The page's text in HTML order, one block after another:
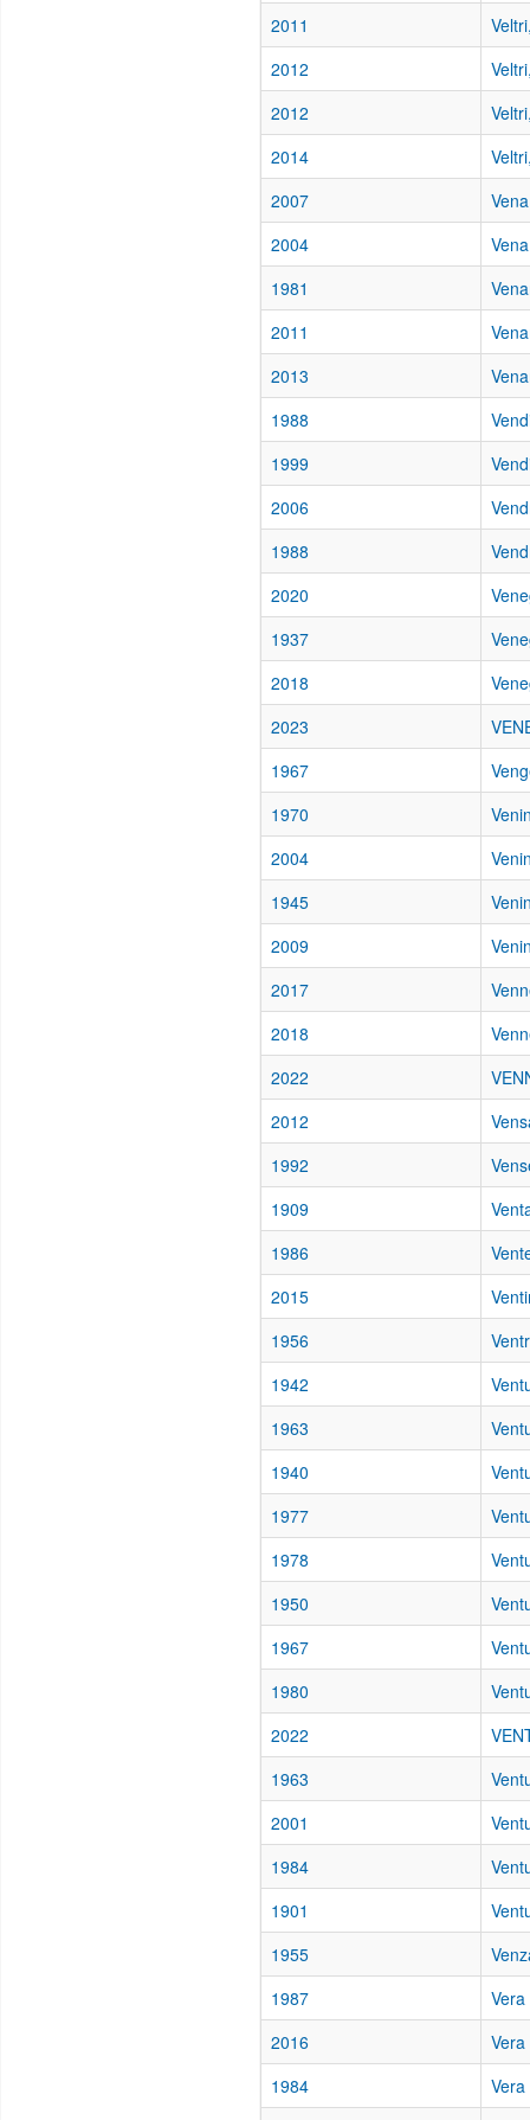
2011
2012
2012
2014
2007
2004
1981
2011
2013
1988
1999
2006
1988
2020
1937
2018
2023
1967
1970
2004
1945
2009
2017
2018
2022
2012
1992
1909
1986
2015
1956
1942
1963
1940
1977
1978
1950
1967
1980
2022
1963
2001
1984
1901
1955
1987
2016
1984